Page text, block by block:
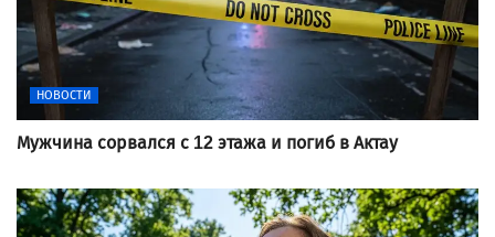
НОВОСТИ
Мужчина сорвался с 12 этажа и погиб в Актау